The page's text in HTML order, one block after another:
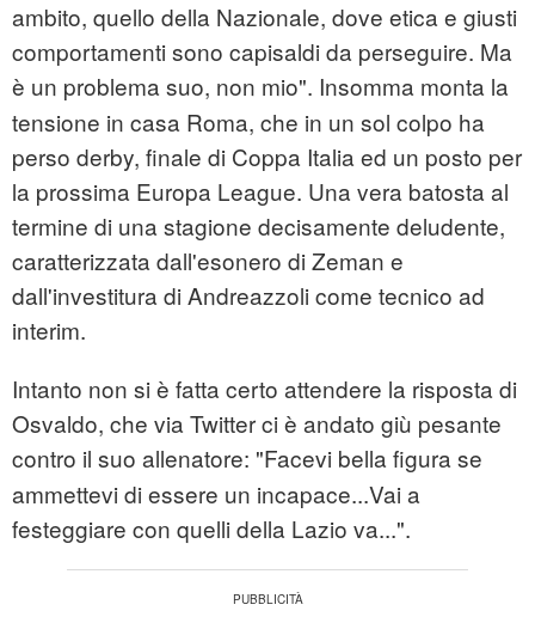
ambito, quello della Nazionale, dove etica e giusti
comportamenti sono capisaldi da perseguire. Ma
è un problema suo, non mio". Insomma monta la
tensione in casa Roma, che in un sol colpo ha
perso derby, finale di Coppa Italia ed un posto per
la prossima Europa League. Una vera batosta al
termine di una stagione decisamente deludente,
caratterizzata dall'esonero di Zeman e
dall'investitura di Andreazzoli come tecnico ad
interim.
Intanto non si è fatta certo attendere la risposta di
Osvaldo, che via Twitter ci è andato giù pesante
contro il suo allenatore: "Facevi bella figura se
ammettevi di essere un incapace...Vai a
festeggiare con quelli della Lazio va...".